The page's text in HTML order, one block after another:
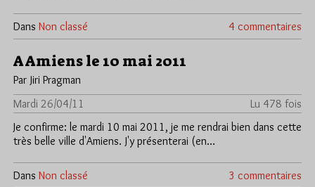
Dans Non classé 4 commentaires
A Amiens le 10 mai 2011
Par Jiri Pragman
Mardi 26/04/11
Lu 478 fois
Je confirme: le mardi 10 mai 2011, je me rendrai bien dans cette
très belle ville d'Amiens. J'y présenterai (en…
Dans Non classé 3 commentaires